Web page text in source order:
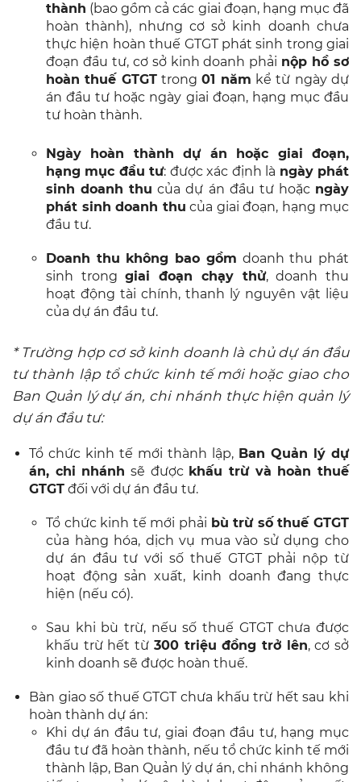
thành (bao gồm cả các giai đoạn, hạng mục đã
hoàn thành), nhưng cơ sở kinh doanh chưa
thực hiện hoàn thuế GTGT phát sinh trong giai
đoạn đầu tư, cơ sở kinh doanh phải nộp hồ sơ
hoàn thuế GTGTtrong01 năm kể từ ngày dự
án đầu tư hoặc ngày giai đoạn, hạng mục đầu
tư hoàn thành.
Ngày hoàn thành dự án hoặc giai đoạn,
hạng mục đầu tư: được xác định là ngày phát
sinh doanh thu của dự án đầu tư hoặc ngày
phát sinh doanh thu của giai đoạn, hạng mục
đầu tư.
Doanh thu không bao gồm doanh thu phát
sinh tronggiai đoạn chạy thử, doanh thu
hoạt động tài chính, thanh lý nguyên vật liệu
của dự án đầu tư.
* Trường hợp cơ sở kinh doanh là chủ dự án đầu
tư thành lập tổ chức kinh tế mới hoặc giao cho
Ban Quản lý dự án, chi nhánh thực hiện quản lý
dự án đầu tư:
Tổ chức kinh tế mới thành lập, Ban Quản lý dự
án, chi nhánh sẽ được khấu trừ và hoàn thuế
GTGT đối với dự án đầu tư.
Tổ chức kinh tế mới phải bù trừ số thuế GTGT
của hàng hóa, dịch vụ mua vào sử dụng cho
dự án đầu tư với số thuế GTGT phải nộp từ
hoạt động sản xuất, kinh doanh đang thực
hiện (nếu có).
Sau khi bù trừ, nếu số thuế GTGT chưa được
khấu trừ hết từ 300 triệu đồng trở lên, cơ sở
kinh doanh sẽ được hoàn thuế.
Bàn giao số thuế GTGT chưa khấu trừ hết sau khi
hoàn thành dự án:
Khi dự án đầu tư, giai đoạn đầu tư, hạng mục
đầu tư đã hoàn thành, nếu tổ chức kinh tế mới
thành lập, Ban Quản lý dự án, chi nhánh không